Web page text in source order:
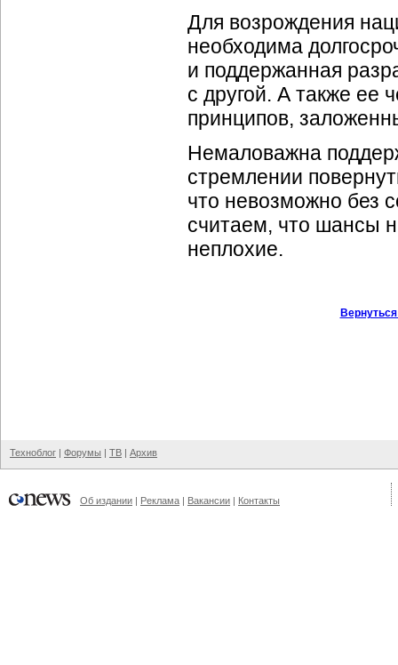
Для возрождения
необходима
и поддержанная
с другой. А также ее
принципов,
Немаловажна
стремлении
что невозможно без
считаем, что шансы
неплохие.
Техноблог | Форумы | ТВ | Архив
Об издании | Реклама | Вакансии | Контакты